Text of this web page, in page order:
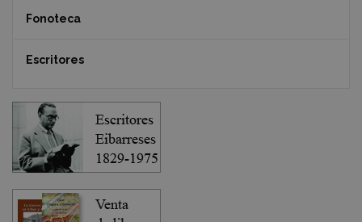
Fonoteca
Escritores